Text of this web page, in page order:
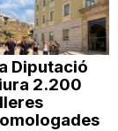
Diputació
2.200